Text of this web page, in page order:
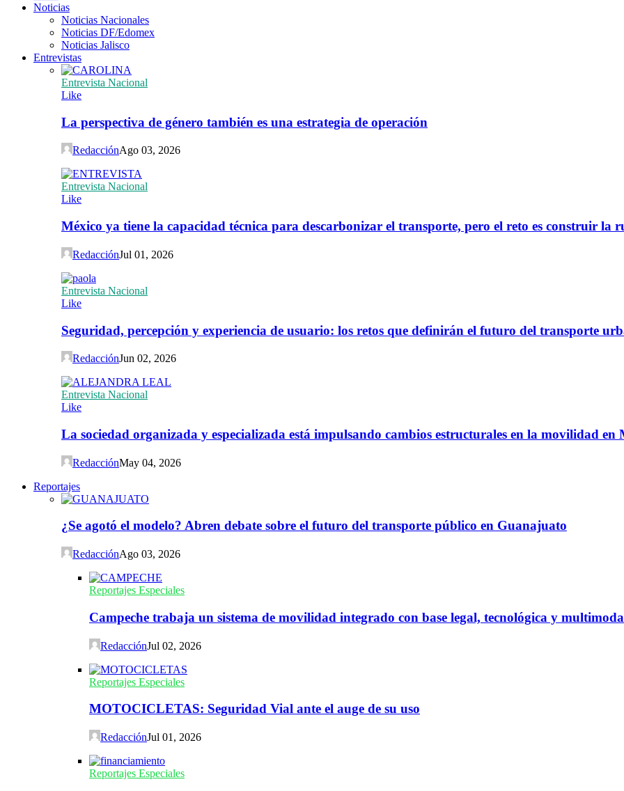
Noticias
Noticias Nacionales
Noticias DF/Edomex
Noticias Jalisco
Entrevistas
Entrevista Nacional
Like
La perspectiva de género también es una estrategia de operación
RedacciónAgo 03, 2026
Entrevista Nacional
Like
México ya tiene la capacidad técnica para descarbonizar el transporte, pero el reto es construir la
RedacciónJul 01, 2026
Entrevista Nacional
Like
Seguridad, percepción y experiencia de usuario: los retos que definirán el futuro del transporte
RedacciónJun 02, 2026
Entrevista Nacional
Like
La sociedad organizada y especializada está impulsando cambios estructurales en la movilidad en
RedacciónMay 04, 2026
Reportajes
¿Se agotó el modelo? Abren debate sobre el futuro del transporte público en Guanajuato
RedacciónAgo 03, 2026
Reportajes Especiales
Campeche trabaja un sistema de movilidad integrado con base legal, tecnológica y
RedacciónJul 02, 2026
Reportajes Especiales
MOTOCICLETAS: Seguridad Vial ante el auge de su uso
RedacciónJul 01, 2026
Reportajes Especiales